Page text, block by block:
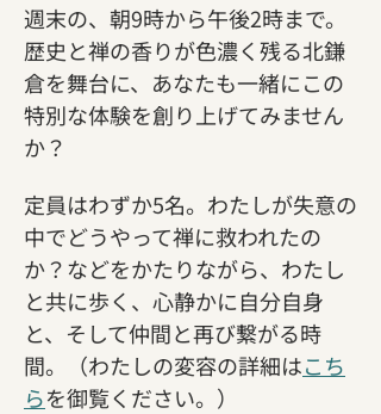
週末の、朝9時から午後2時まで。
歴史と禅の香りが色濃く残る北鎌
倉を舞台に、あなたも一緒にこの
特別な体験を創り上げてみません
か？
定員はわずか5名。わたしが失意の
中でどうやって禅に救われたの
か？などをかたりながら、わたし
と共に歩く、心静かに自分自身
と、そして仲間と再び繋がる時
間。（わたしの変容の詳細はこち
らを御覧ください。）